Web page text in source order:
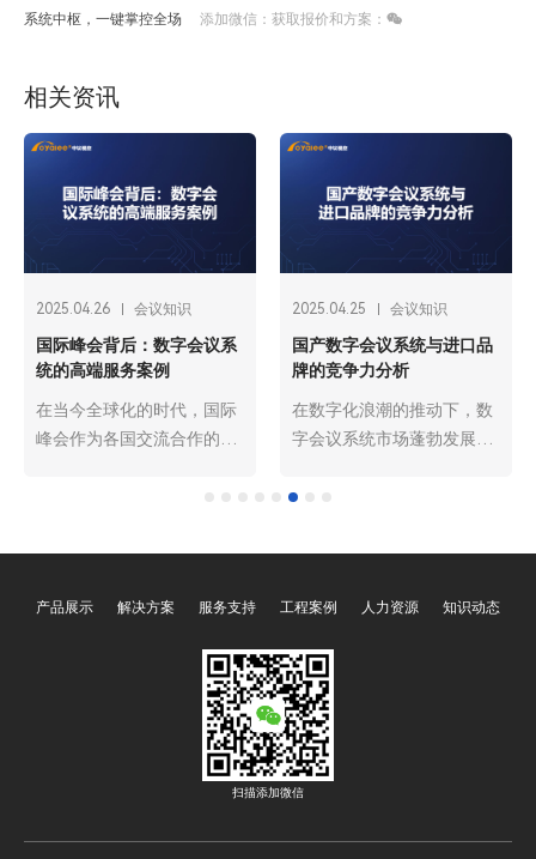
系统中枢，一键掌控全场 添加微信：获取报价和方案：
相关资讯
2025.04.26 会议知识
国际峰会背后：数字会议系
统的高端服务案例
在当今全球化的时代，国际
峰会作为各国交流合作的重
背后，都离不开先进的数字
oyalee 中议视控，作为行业
技术和优质的服务，在众多
国际峰会中脱颖而出，为会
议的顺利进行提供了坚实保
2025.04.25 会议知识
国产数字会议系统与进口品
牌的竞争力分析
在数字化浪潮的推动下，数
字会议系统市场蓬勃发展。
期在该领域占据重要地位，
也发展迅猛，逐渐崭露头
力，对于行业发展及企业的
产品展示 解决方案 服务支持 工程案例 人力资源 知识动态
扫描添加微信